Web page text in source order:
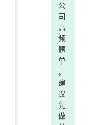
公
司
高
频
题
单
。
建
议
先
做